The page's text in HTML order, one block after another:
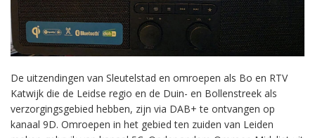
De uitzendingen van Sleutelstad en omroepen als Bo en RTV
Katwijk die de Leidse regio en de Duin- en Bollenstreek als
verzorgingsgebied hebben, zijn via DAB+ te ontvangen op
kanaal 9D. Omroepen in het gebied ten zuiden van Leiden